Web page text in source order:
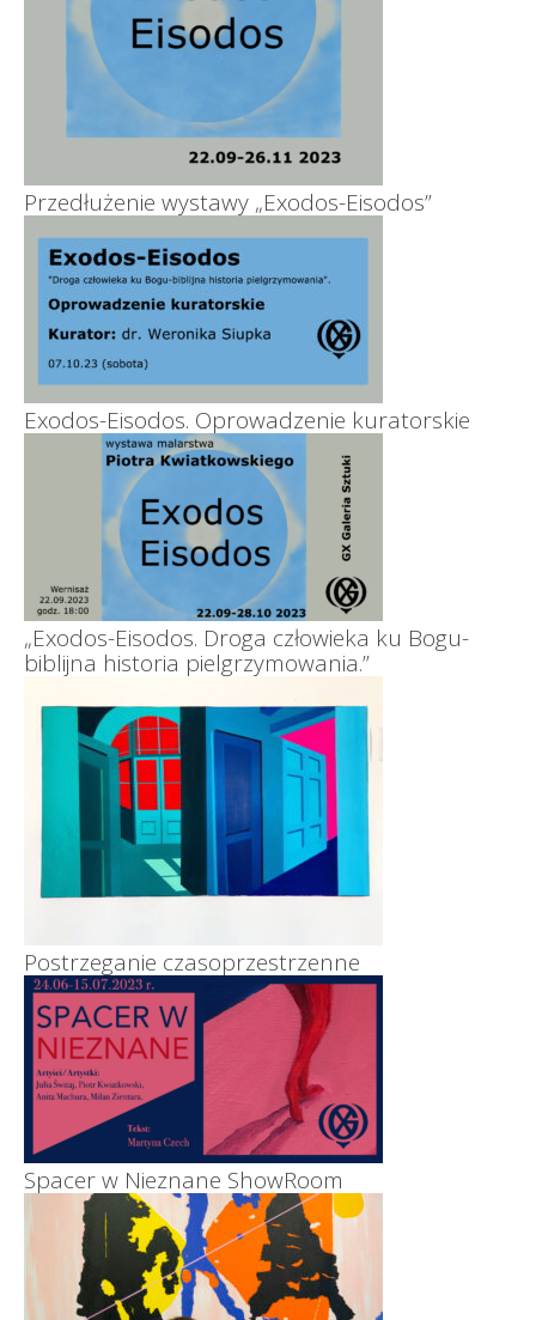
Przedłużenie wystawy „Exodos-Eisodos”
Exodos-Eisodos. Oprowadzenie kuratorskie
„Exodos-Eisodos. Droga człowieka ku Bogu-
biblijna historia pielgrzymowania.”
Postrzeganie czasoprzestrzenne
Spacer w Nieznane ShowRoom